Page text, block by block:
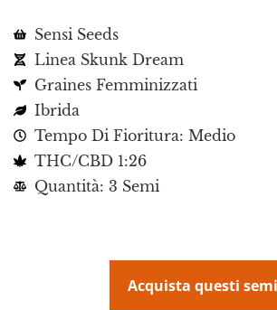
Sensi Seeds
Linea Skunk Dream
Graines Femminizzati
Ibrida
Tempo Di Fioritura: Medio
THC/CBD 1:26
Quantità: 3 Semi
Acquista questi semi